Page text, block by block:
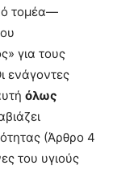
τομέα—
για τους
ενάγοντες
όλως
(Άρθρο 4
του υγιούς